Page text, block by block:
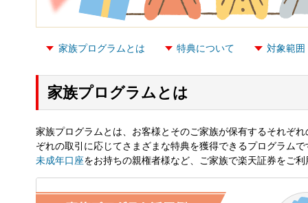
家族プログラムとは 特典について 対象範囲
家族プログラムとは
家族プログラムとは、お客様とそのご家族が保有するそれぞ
ぞれの取引に応じてさまざまな特典を獲得できるプログラムで
未成年口座をお持ちの親権者様など、ご家族で楽天証券をご